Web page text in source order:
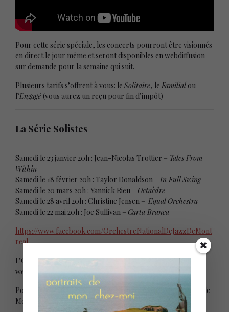
Pour cette série spéciale, les concerts pourront être visionnés
en direct le jour même et seront disponibles en webdiffusion
sur demande pour la semaine qui suit.
Plusieurs tarifs s’offrent à vous: le Solitaire, le Familial ou
l’Engagé (vous aurez un reçu pour fin d’impôt)
La Série Solistes
Samedi le 23 janvier 20h : Jean-Nicolas Trottier – Tales From
Within
Samedi le 18 février 20h : Taylor Donaldson – In Full Swing
Samedi le 20 mars 20h : Yannick Rieu – Octaèdre
Samedi le 28 avril 20h : Christine Jensen – Equal Orchestra
Samedi le 22 mai 20h : Joe Sullivan – Carta Branca
https://www.facebook.com/OrchestreNationalDeJazzDeMont
real
L’Orchestre national de jazz de de Montréal est en
webdiffusion a partir de le 5e Salle de la Place des Arts.
Pour voir tout nos articles sur l’Orchestre national de jazz de
Montréal,
c’est ici